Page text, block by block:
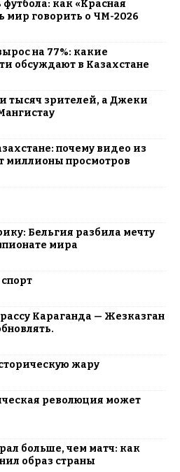
как «Красная
мир говорить о ЧМ-2026
на 77%: какие
обсуждают в Казахстане
тысяч зрителей, а Джеки
почему видео из
просмотров
Бельгия разбила мечту
мира
Караганда — Жезказган
жару
революция может
больше, чем матч: как
образ страны